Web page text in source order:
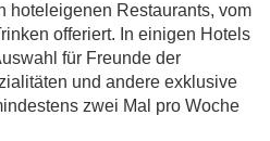
hoteleigenen Restaurants, vom
offeriert. In einigen Hotels
für Freunde der
und andere exklusive
zwei Mal pro Woche